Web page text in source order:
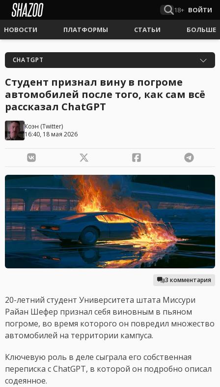
18+ ВОЙТИ
НОВОСТИ ПЛАТФОРМЫ СТАТЬИ БОЛЬШЕ
CHATGPT
Студент признал вину в погроме
автомобилей после того, как сам всё
рассказал ChatGPT
Коэн (Twitter)
16:40, 18 мая 2026
3 комментария
20-летний студент Университета штата Миссури
Райан Шефер признал себя виновным в пьяном
погроме, во время которого он повредил множество
автомобилей на территории кампуса.
Ключевую роль в деле сыграла его собственная
переписка с ChatGPT, в которой он подробно описал
содеянное.